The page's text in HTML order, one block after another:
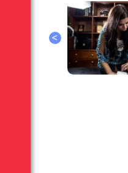
<